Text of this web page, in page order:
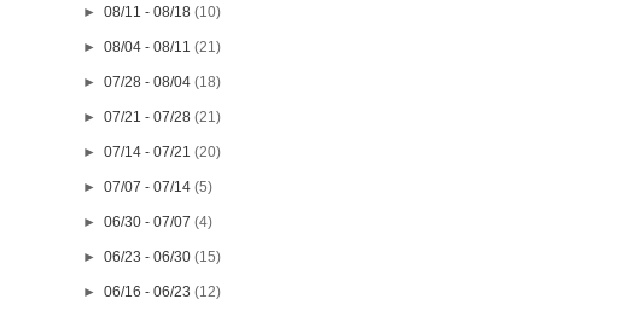
►08/11 - 08/18(10)
►08/04 - 08/11(21)
►07/28 - 08/04(18)
►07/21 - 07/28(21)
►07/14 - 07/21(20)
►07/07 - 07/14(5)
►06/30 - 07/07(4)
►06/23 - 06/30(15)
►06/16 - 06/23(12)